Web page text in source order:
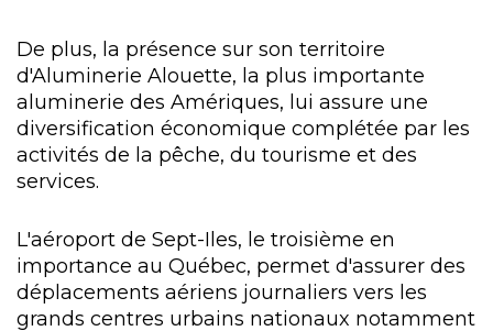
De plus, la présence sur son territoire
d'Aluminerie Alouette, la plus importante
aluminerie des Amériques, lui assure une
diversification économique complétée par les
activités de la pêche, du tourisme et des
services.
L'aéroport de Sept-Iles, le troisième en
importance au Québec, permet d'assurer des
déplacements aériens journaliers vers les
grands centres urbains nationaux notamment